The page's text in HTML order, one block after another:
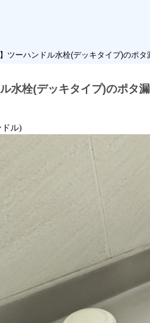
】ツーハンドル水栓(デッキタイプ)のポ
水栓(デッキタイプ)のポタ
ル)